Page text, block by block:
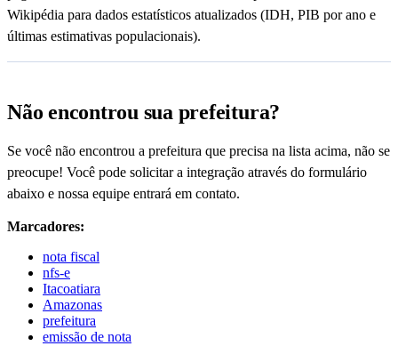
Wikipédia para dados estatísticos atualizados (IDH, PIB por ano e
últimas estimativas populacionais).
Não encontrou sua prefeitura?
Se você não encontrou a prefeitura que precisa na lista acima, não se
preocupe! Você pode solicitar a integração através do formulário
abaixo e nossa equipe entrará em contato.
Marcadores:
nota fiscal
nfs-e
Itacoatiara
Amazonas
prefeitura
emissão de nota